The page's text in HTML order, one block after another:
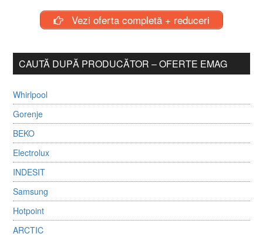
Vezi oferta completă + reduceri
CAUTĂ DUPĂ PRODUCĂTOR – OFERTE EMAG
Whirlpool
Gorenje
BEKO
Electrolux
INDESIT
Samsung
Hotpoint
ARCTIC